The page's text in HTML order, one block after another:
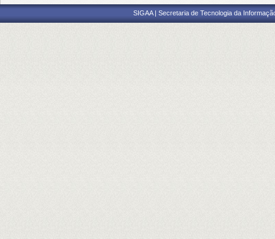
SIGAA | Secretaria de Tecnologia da